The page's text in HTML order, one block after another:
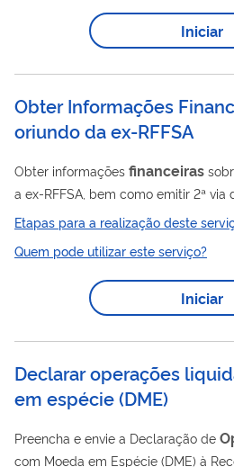
descumprimento de normas, a
como procedente. O BC não atua
aprimoramento das ações de
Iniciar
Obter Informações
oriundo da ex-RFFSA
Obter informações financeiras
a ex-RFFSA, bem como emitir 2ª
de débitos relacionados aos imóveis
Etapas para a realização deste
Quem pode utilizar este serviço?
Iniciar
Declarar operações
em espécie(DME)
Preencha e envie a Declaração de
com Moeda em Espécie (DME) à